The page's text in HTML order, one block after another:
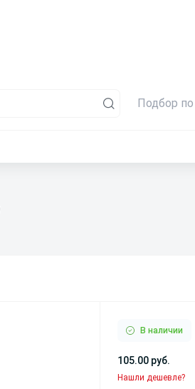
Подбор
В наличии
105.00 руб.
Нашли дешевле?